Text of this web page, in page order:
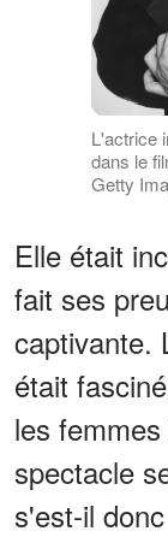
L'actrice
dans le
Getty
Elle était
fait ses
captivante.
était
les
spectacle
s'est-il